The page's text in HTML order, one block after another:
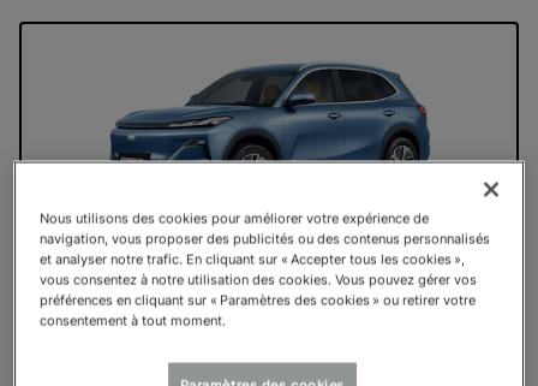
Starray EM-i
Nous utilisons des cookies pour améliorer votre expérience de
navigation, vous proposer des publicités ou des contenus personnalisés
et analyser notre trafic. En cliquant sur « Accepter tous les cookies »,
vous consentez à notre utilisation des cookies. Vous pouvez gérer vos
préférences en cliquant sur « Paramètres des cookies » ou retirer votre
consentement à tout moment.